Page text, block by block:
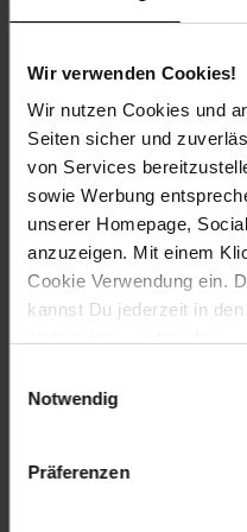
Wir verwenden Cookies!
Wir nutzen Cookies und
Seiten sicher und
von Services
sowie Werbung
unserer Homepage,
anzuzeigen. Mit einem
Cookie Verwendung ein.
kannst Du jederzeit in den
Notwendig
Präferenzen
Farbe(n)
gesamt: 79,6 x 88 x 42
Gewicht
38,9 kg
Material
Korpus: Spanplatte, 16
• 1x Kommode